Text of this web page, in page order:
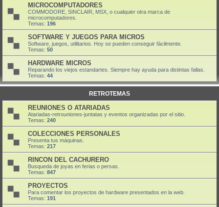
MICROCOMPUTADORES
COMMODORE, SINCLAIR, MSX, o cualquier otra marca de
microcomputadores.
Temas: 196
SOFTWARE Y JUEGOS PARA MICROS
Software, juegos, utilitarios. Hoy se pueden conseguir fácilmente.
Temas: 50
HARDWARE MICROS
Reparando los viejos estandartes. Siempre hay ayuda para distintas fallas.
Temas: 44
RETROTEMAS
REUNIONES O ATARIADAS
Atariadas-retrouniones-juntatas y eventos organizadas por el sitio.
Temas: 240
COLECCIONES PERSONALES
Presenta tus máquinas.
Temas: 217
RINCON DEL CACHURERO
Busqueda de joyas en ferias o persas.
Temas: 847
PROYECTOS
Para comentar los proyectos de hardware presentados en la web.
Temas: 191